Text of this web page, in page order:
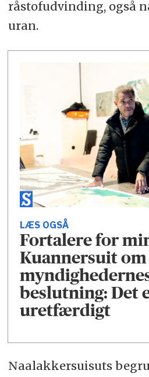
råstofudvinding, også
uran.
LÆS OGSÅ
Fortalere for
Kuannersuit om
beslutning: Det
uretfærdigt
Naalakkersuisuts